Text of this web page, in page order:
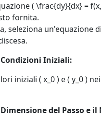
( \frac{dy}{dx} =
fornita.
seleziona un'equazione
Iniziali:
iniziali ( x_0 ) e ( y_0 )
del Passo e il